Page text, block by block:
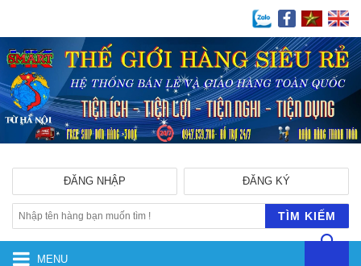
ĐĂNG KÝ
ĐĂNG NHẬP
TÌM KIẾM
MENU